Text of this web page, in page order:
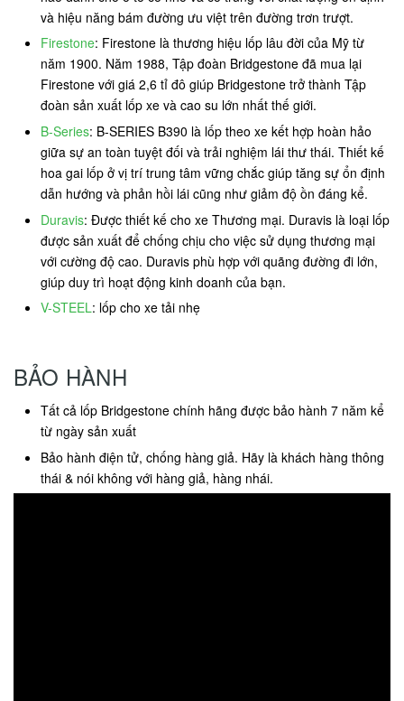
và hiệu năng bám đường ưu việt trên đường trơn trượt.
Firestone: Firestone là thương hiệu lốp lâu đời của Mỹ từ
năm 1900. Năm 1988, Tập đoàn Bridgestone đã mua lại
Firestone với giá 2,6 tỉ đô giúp Bridgestone trở thành Tập
đoàn sản xuất lốp xe và cao su lớn nhất thế giới.
B-Series: B-SERIES B390 là lốp theo xe kết hợp hoàn hảo
giữa sự an toàn tuyệt đối và trải nghiệm lái thư thái. Thiết kế
hoa gai lốp ở vị trí trung tâm vững chắc giúp tăng sự ổn định
dẫn hướng và phản hồi lái cũng như giảm độ ồn đáng kể.
Duravis: Được thiết kế cho xe Thương mại. Duravis là loại lốp
được sản xuất để chống chịu cho việc sử dụng thương mại
với cường độ cao. Duravis phù hợp với quãng đường đi lớn,
giúp duy trì hoạt động kinh doanh của bạn.
V-STEEL: lốp cho xe tải nhẹ
BẢO HÀNH
Tất cả lốp Bridgestone chính hãng được bảo hành 7 năm kể
từ ngày sản xuất
Bảo hành điện tử, chống hàng giả. Hãy là khách hàng thông
thái & nói không với hàng giả, hàng nhái.